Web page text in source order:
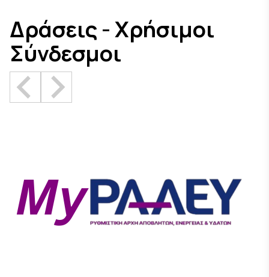
Δράσεις - Χρήσιμοι
Σύνδεσμοι